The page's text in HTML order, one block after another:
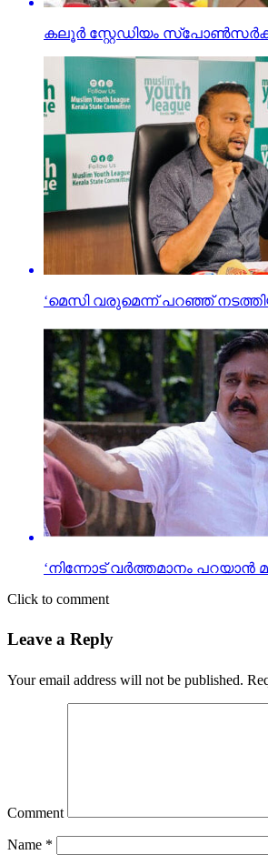
കലൂര്‍ സ്റ്റേഡിയം സ്‌പോണ്‍സര്‍ക്ക്
‘മെസി വരുമെന്ന് പറഞ്ഞ്
‘നിന്നോട് വര്‍ത്തമാനം പറയാന്‍
Click to comment
Leave a Reply
Your email address will not be published.
Comment
Name *